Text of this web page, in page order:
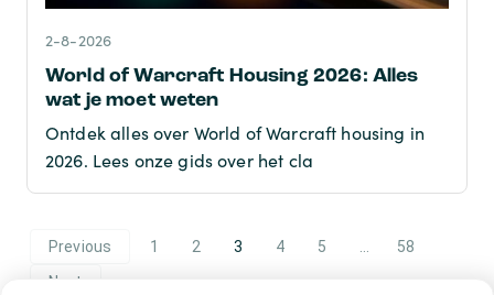
2-8-2026
World of Warcraft Housing 2026: Alles
wat je moet weten
Ontdek alles over World of Warcraft housing in
2026. Lees onze gids over het cla
Previous 1 2 3 4 5
58
Next